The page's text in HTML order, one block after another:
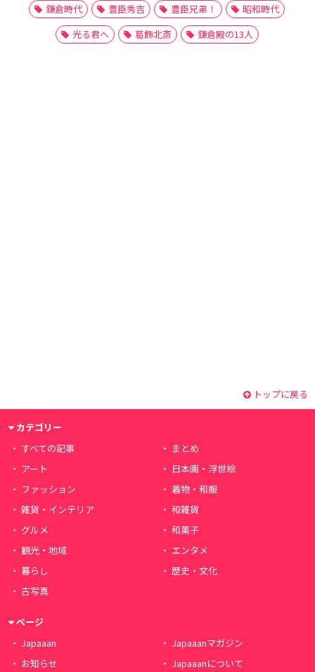
鎌倉時代
豊臣秀吉 豊臣兄弟！
昭和時代
光る君へ
葛飾北斎 鎌倉殿の13人
トップに戻る
カテゴリー
すべての記事
まとめ
アート
日本画・浮世絵
ファッション
着物・和服
雑貨・インテリア
和雑貨
グルメ
和菓子
観光・地域
エンタメ
暮らし
歴史・文化
古写真
ページ
Japaaan
Japaaanマガジン
お知らせ
Japaaanについて